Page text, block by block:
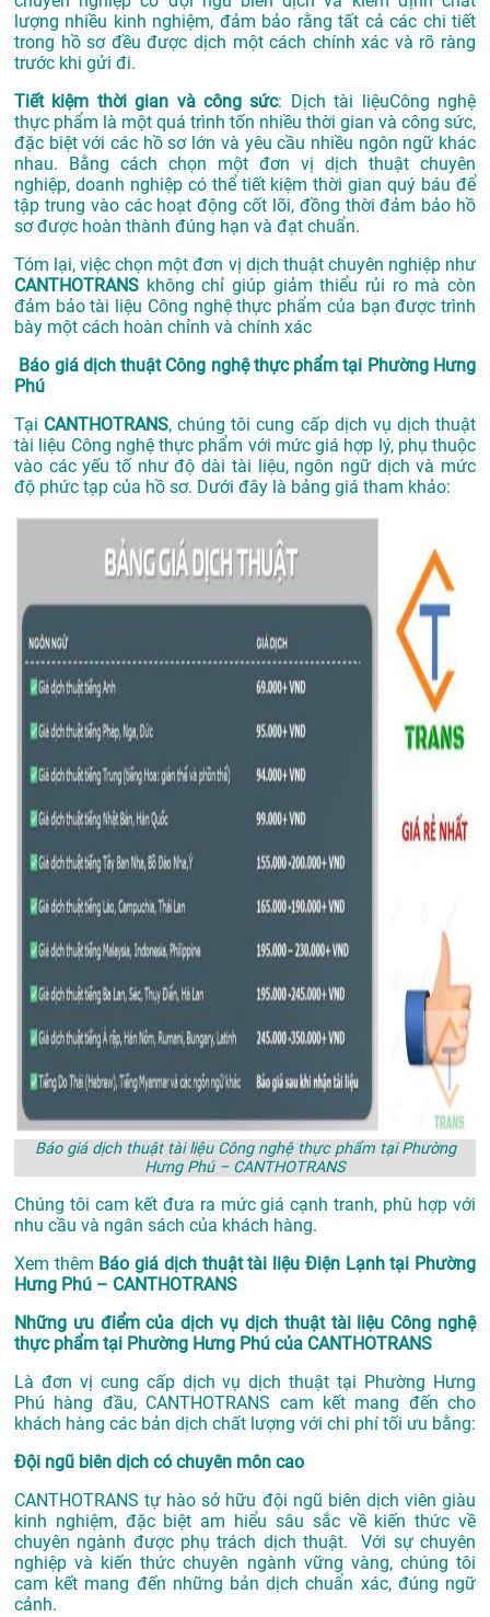
lượng nhiều kinh nghiệm, đảm bảo rằng tất cả các chi tiết
trong hồ sơ đều được dịch một cách chính xác và rõ ràng
trước khi gửi đi.
Tiết kiệm thời gian và công sức: Dịch tài liệuCông nghệ
thực phẩm là một quá trình tốn nhiều thời gian và công sức,
đặc biệt với các hồ sơ lớn và yêu cầu nhiều ngôn ngữ khác
nhau. Bằng cách chọn một đơn vị dịch thuật chuyên
nghiệp, doanh nghiệp có thể tiết kiệm thời gian quý báu để
tập trung vào các hoạt động cốt lõi, đồng thời đảm bảo hồ
sơ được hoàn thành đúng hạn và đạt chuẩn.
Tóm lại, việc chọn một đơn vị dịch thuật chuyên nghiệp như
CANTHOTRANS không chỉ giúp giảm thiểu rủi ro mà còn
đảm bảo tài liệu Công nghệ thực phẩm của bạn được trình
bày một cách hoàn chỉnh và chính xác
Báo giá dịch thuật Công nghệ thực phẩm tại Phường Hưng
Phú
Tại CANTHOTRANS, chúng tôi cung cấp dịch vụ dịch thuật
tài liệu Công nghệ thực phẩm với mức giá hợp lý, phụ thuộc
vào các yếu tố như độ dài tài liệu, ngôn ngữ dịch và mức
độ phức tạp của hồ sơ. Dưới đây là bảng giá tham khảo:
Báo giá dịch thuật tài liệu Công nghệ thực phẩm tại Phường
Hưng Phú – CANTHOTRANS
Chúng tôi cam kết đưa ra mức giá cạnh tranh, phù hợp với
nhu cầu và ngân sách của khách hàng.
Xem thêm Báo giá dịch thuật tài liệu Điện Lạnh tại Phường
Hưng Phú – CANTHOTRANS
Những ưu điểm của dịch vụ dịch thuật tài liệu Công nghệ
thực phẩm tại Phường Hưng Phú của CANTHOTRANS
Là đơn vị cung cấp dịch vụdịch thuật tại Phường Hưng
Phú hàng đầu, CANTHOTRANS cam kết mang đến cho
khách hàng các bản dịch chất lượng với chi phí tối ưu bằng:
Đội ngũ biên dịch có chuyên môn cao
CANTHOTRANS tự hào sở hữu đội ngũ biên dịch viên giàu
kinh nghiệm, đặc biệt am hiểu sâu sắc về kiến thức về
chuyên ngành được phụ trách dịch thuật. Với sự chuyên
nghiệp và kiến thức chuyên ngành vững vàng, chúng tôi
cam kết mang đến những bản dịch chuẩn xác, đúng ngữ
cảnh.